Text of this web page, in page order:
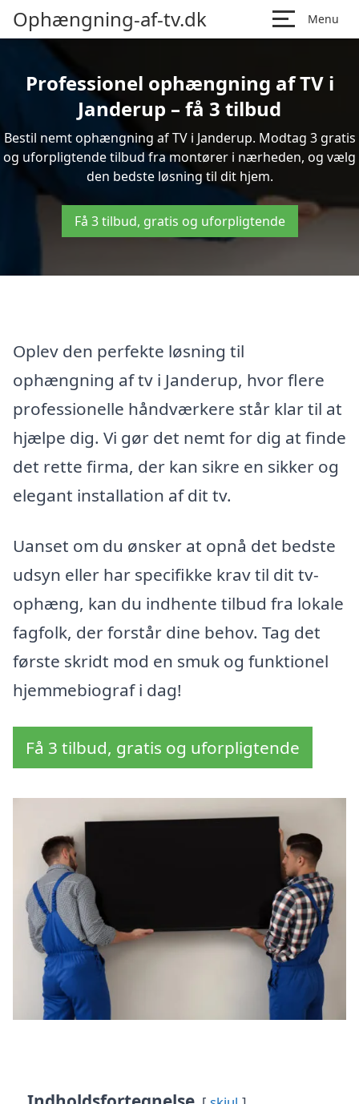
Ophængning-af-tv.dk Menu
Professionel ophængning af TV i
Janderup – få 3 tilbud
Bestil nemt ophængning af TV i Janderup. Modtag 3 gratis
og uforpligtende tilbud fra montører i nærheden, og vælg
den bedste løsning til dit hjem.
Få 3 tilbud, gratis og uforpligtende
Oplev den perfekte løsning til
ophængning af tv i Janderup, hvor flere
professionelle håndværkere står klar til at
hjælpe dig. Vi gør det nemt for dig at finde
det rette firma, der kan sikre en sikker og
elegant installation af dit tv.
Uanset om du ønsker at opnå det bedste
udsyn eller har specifikke krav til dit tv-
ophæng, kan du indhente tilbud fra lokale
fagfolk, der forstår dine behov. Tag det
første skridt mod en smuk og funktionel
hjemmebiograf i dag!
Få 3 tilbud, gratis og uforpligtende